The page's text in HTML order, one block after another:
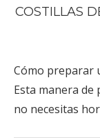
COSTILLAS
Cómo preparar
Esta manera de
no necesitas